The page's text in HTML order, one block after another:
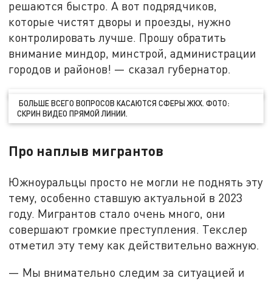
решаются быстро. А вот подрядчиков,
которые чистят дворы и проезды, нужно
контролировать лучше. Прошу обратить
внимание миндор, минстрой, администрации
городов и районов! — сказал губернатор.
БОЛЬШЕ ВСЕГО ВОПРОСОВ КАСАЮТСЯ СФЕРЫ ЖКХ. ФОТО:
СКРИН ВИДЕО ПРЯМОЙ ЛИНИИ.
Про наплыв мигрантов
Южноуральцы просто не могли не поднять эту
тему, особенно ставшую актуальной в 2023
году. Мигрантов стало очень много, они
совершают громкие преступления. Текслер
отметил эту тему как действительно важную.
— Мы внимательно следим за ситуацией и